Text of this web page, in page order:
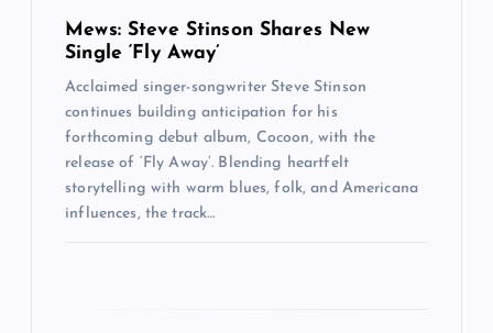
Mews: Steve Stinson Shares New
Single ‘Fly Away’
Acclaimed singer-songwriter Steve Stinson
continues building anticipation for his
forthcoming debut album, Cocoon, with the
release of ‘Fly Away’. Blending heartfelt
storytelling with warm blues, folk, and Americana
influences, the track…